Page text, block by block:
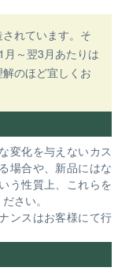
れています。そ
～翌3月あたりは
のほど宜しくお
変化を与えないカス
場合や、新品にはな
う性質上、これらを
さい。
ンスはお客様にて行